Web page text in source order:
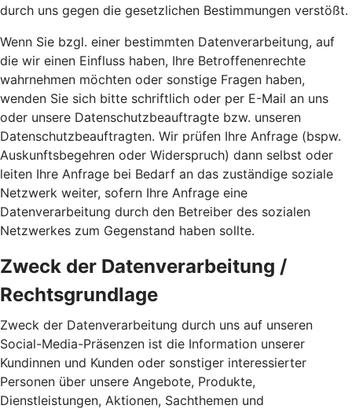
durch uns gegen die gesetzlichen Bestimmungen verstößt.
Wenn Sie bzgl. einer bestimmten Datenverarbeitung, auf
die wir einen Einfluss haben, Ihre Betroffenenrechte
wahrnehmen möchten oder sonstige Fragen haben,
wenden Sie sich bitte schriftlich oder per E-Mail an uns
oder unsere Datenschutzbeauftragte bzw. unseren
Datenschutzbeauftragten. Wir prüfen Ihre Anfrage (bspw.
Auskunftsbegehren oder Widerspruch) dann selbst oder
leiten Ihre Anfrage bei Bedarf an das zuständige soziale
Netzwerk weiter, sofern Ihre Anfrage eine
Datenverarbeitung durch den Betreiber des sozialen
Netzwerkes zum Gegenstand haben sollte.
Zweck der Datenverarbeitung /
Rechtsgrundlage
Zweck der Datenverarbeitung durch uns auf unseren
Social-Media-Präsenzen ist die Information unserer
Kundinnen und Kunden oder sonstiger interessierter
Personen über unsere Angebote, Produkte,
Dienstleistungen, Aktionen, Sachthemen und